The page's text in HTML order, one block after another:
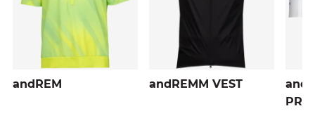
andREM andREMM VEST